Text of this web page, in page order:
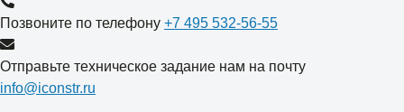
Позвоните по телефону +7 495 532-56-55
Отправьте техническое задание нам на почту
info@iconstr.ru